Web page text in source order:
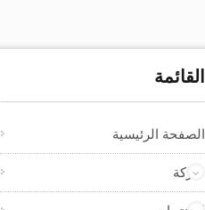
القائمة
الصفحة الرئيسية
شركة